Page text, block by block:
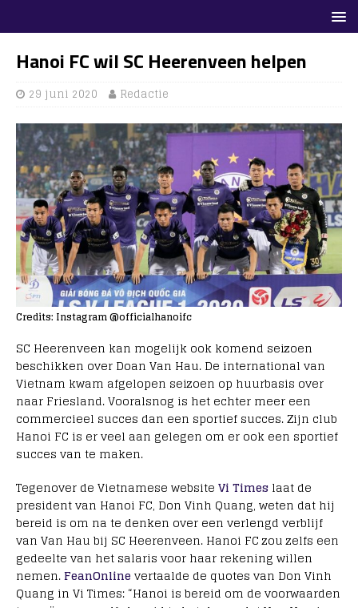
Hanoi FC wil SC Heerenveen helpen
29 juni 2020 Redactie
Credits: Instagram @officialhanoifc
SC Heerenveen kan mogelijk ook komend seizoen
beschikken over Doan Van Hau. De international van
Vietnam kwam afgelopen seizoen op huurbasis over
naar Friesland. Vooralsnog is het echter meer een
commercieel succes dan een sportief succes. Zijn club
Hanoi FC is er veel aan gelegen om er ook een sportief
succes van te maken.
Tegenover de Vietnamese website Vi Times laat de
president van Hanoi FC, Don Vinh Quang, weten dat hij
bereid is om na te denken over een verlengd verblijf
van Van Hau bij SC Heerenveen. Hanoi FC zou zelfs een
gedeelte van het salaris voor haar rekening willen
nemen.FeanOnline vertaalde de quotes van Don Vinh
Quang in Vi Times: “Hanoi is bereid om de voorwaarden